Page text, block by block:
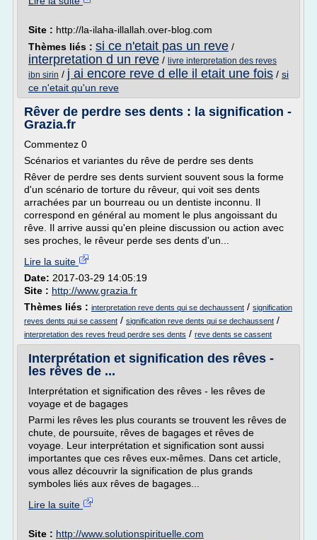
Site : http://la-ilaha-illallah.over-blog.com
Thèmes liés : si ce n'etait pas un reve /
interpretation d un reve / livre interpretation des reves
ibn sirin / j ai encore reve d elle il etait une fois / si
ce n'etait qu'un reve
Rêver de perdre ses dents : la signification -
Grazia.fr
Commentez 0
Scénarios et variantes du rêve de perdre ses dents
Rêver de perdre ses dents survient souvent sous la forme
d'un scénario de torture du rêveur, qui voit ses dents
arrachées par un bourreau ou un dentiste inconnu. Il
correspond en général au moment le plus angoissant du
rêve. Il arrive aussi qu'en pleine discussion ou action avec
ses proches, le rêveur perde ses dents d'un...
Lire la suite
Date: 2017-03-29 14:05:19
Site : http://www.grazia.fr
Thèmes liés : interpretation reve dents qui se dechaussent / signification
reves dents qui se cassent / signification reve dents qui se dechaussent /
interpretation des reves freud perdre ses dents / reve dents se cassent
Interprétation et signification des rêves -
les rêves de ...
Interprétation et signification des rêves - les rêves de
voyage et de bagages
Parmi les rêves les plus courants se trouvent les rêves de
chute, de poursuite, rêves de bagages et rêves de
voyage. Leur interprétation et signification sont aussi
importantes que ces rêves eux-mêmes. Dans cet article,
vous allez découvrir la signification de plus grands
symboles liés aux rêves de bagages...
Lire la suite
Site : http://www.solutionspirituelle.com